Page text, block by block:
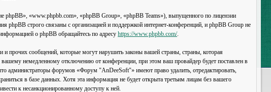
phpBB», «www.phpbb.com», «phpBB Group», «phpBB Teams»), выпущенного по лицензии
phpBB строго связаны с организацией и поддержкой интернет-конференций, и phpBB Group не
о phpBB обращайтесь по адресу https://www.phpbb.com/.
прочих сообщений, которые могут нарушить законы вашей страны, страны, которая
немедленному отключению от конференции, при этом ваш провайдер будет поставлен в
администраторы форумов «Форум "AnDeeSoft"» имеют право удалить, отредактировать,
в базе данных. Хотя эта информация не будет открыта третьим лицам без вашего
к несанкционированному доступу к ней.